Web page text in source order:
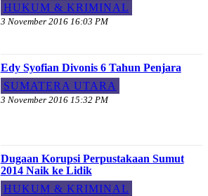
HUKUM & KRIMINAL
3 November 2016 16:03 PM
Edy Syofian Divonis 6 Tahun Penjara
SUMATERA UTARA
3 November 2016 15:32 PM
Dugaan Korupsi Perpustakaan Sumut
2014 Naik ke Lidik
HUKUM & KRIMINAL